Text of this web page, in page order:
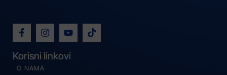
Korisni linkovi
O NAMA